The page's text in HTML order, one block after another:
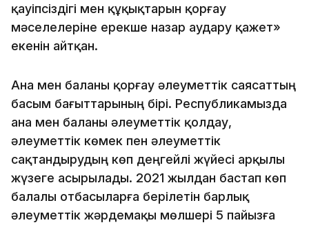
қауіпсіздігі мен құқықтарын қорғау
мәселелеріне ерекше назар аудару қажет»
екенін айтқан.
Ана мен баланы қорғау әлеуметтік саясаттың
басым бағыттарының бірі. Республикамызда
ана мен баланы әлеуметтік қолдау,
әлеуметтік көмек пен әлеуметтік
сақтандырудың көп деңгейлі жүйесі арқылы
жүзеге асырылады. 2021 жылдан бастап көп
балалы отбасыларға берілетін барлық
әлеуметтік жәрдемақы мөлшері 5 пайызға